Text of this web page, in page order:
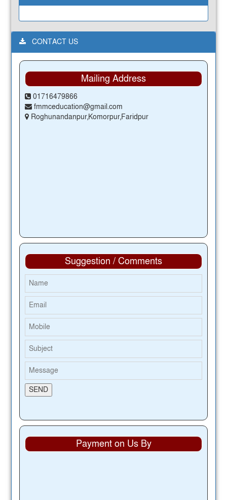
CONTACT US
Mailing Address
01716479866
fmmceducation@gmail.com
Roghunandanpur,Komorpur,Faridpur
Suggestion / Comments
Payment on Us By